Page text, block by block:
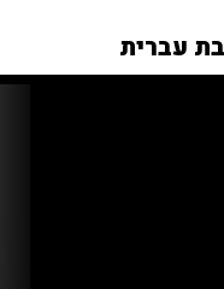
עברית